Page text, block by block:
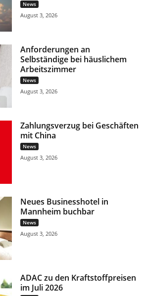
News
August 3, 2026
Anforderungen an
Selbständige bei häuslichem
Arbeitszimmer
News
August 3, 2026
Zahlungsverzug bei Geschäften
mit China
News
August 3, 2026
Neues Businesshotel in
Mannheim buchbar
News
August 3, 2026
ADAC zu den Kraftstoffpreisen
im Juli 2026